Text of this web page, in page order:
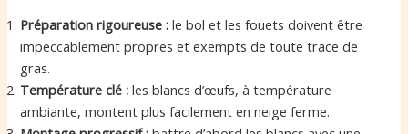
Préparation rigoureuse : le bol et les fouets doivent être
impeccablement propres et exempts de toute trace de
gras.
Température clé : les blancs d’œufs, à température
ambiante, montent plus facilement en neige ferme.